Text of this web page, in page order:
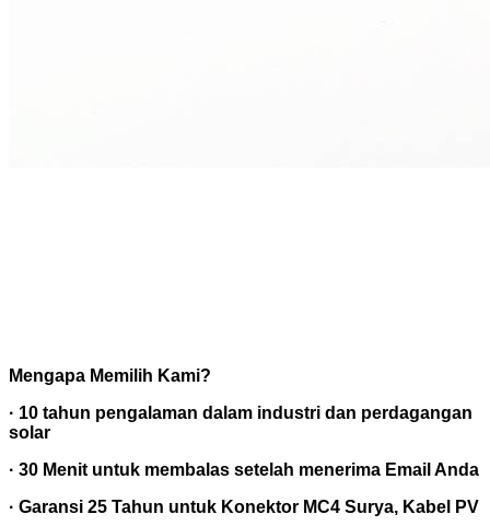
Mengapa Memilih Kami?
· 10 tahun pengalaman dalam industri dan perdagangan
solar
· 30 Menit untuk membalas setelah menerima Email Anda
· Garansi 25 Tahun untuk Konektor MC4 Surya, Kabel PV